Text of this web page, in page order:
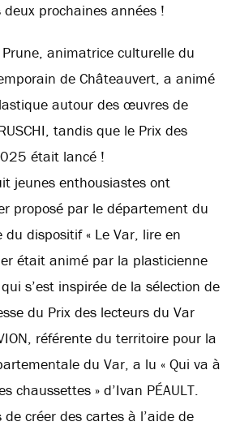
prochaines années !
animatrice culturelle du
de Châteauvert, a animé
autour des œuvres de
tandis que le Prix des
était lancé !
jeunes enthousiastes ont
proposé par le département du
dispositif « Le Var, lire en
était animé par la plasticienne
s’est inspirée de la sélection de
du Prix des lecteurs du Var
référente du territoire pour la
du Var, a lu « Qui va à
chaussettes » d’Ivan PÉAULT.
de créer des cartes à l’aide de